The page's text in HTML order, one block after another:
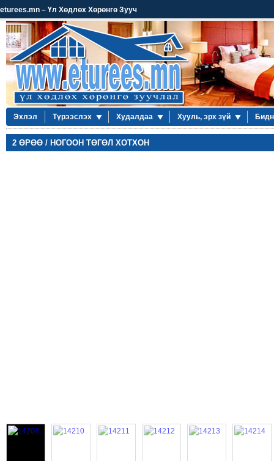
eturees.mn – Үл Хөдлөх Хөрөнгө Зууч
Эхлэл Түрээслэх Худалдаа Хууль, эрх зүй
2 ӨРӨӨ / НОГООН ТӨГӨЛ ХОТХОН